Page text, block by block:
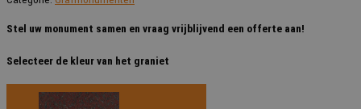
Stel uw monument samen en vraag vrijblijvend een offerte aan!
Selecteer de kleur van het graniet